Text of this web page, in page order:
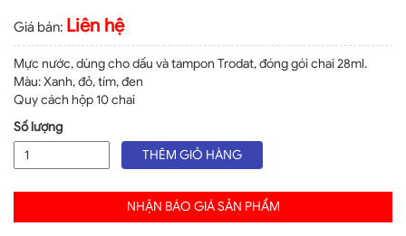
Giá bán: Liên hệ
Mực nước, dùng cho dấu và tampon Trodat, đóng gói chai 28ml.
Màu: Xanh, đỏ, tím, đen
Quy cách hộp 10 chai
Số lượng
THÊM GIỎ HÀNG
NHẬN BÁO GIÁ SẢN PHẨM